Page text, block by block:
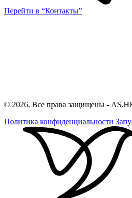
Перейти в “Контакты”
© 2026, Все права защищены -
Политика конфиденциальности